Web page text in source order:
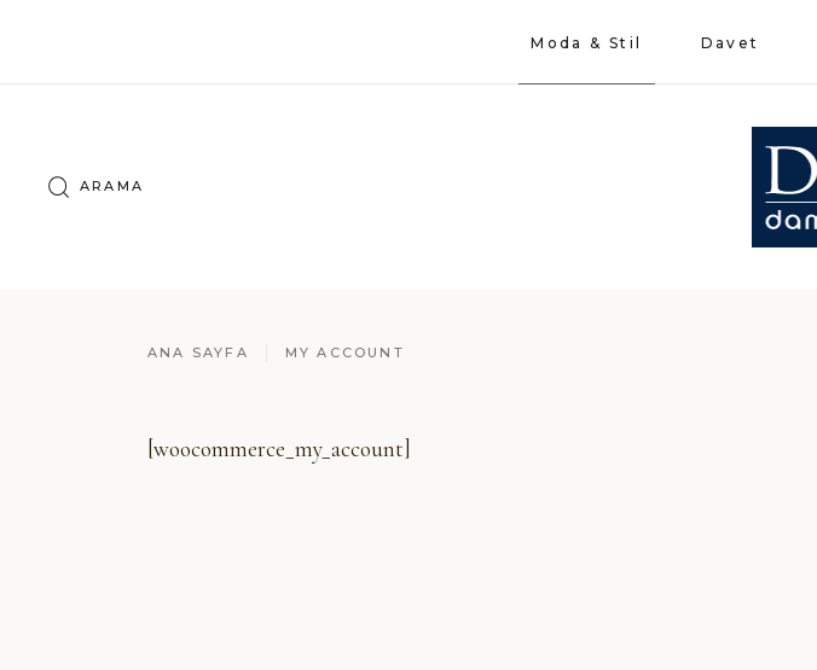
Moda & Stil Davet
Aramak:
ANA SAYFA MY ACCOUNT
[woocommerce_my_account]